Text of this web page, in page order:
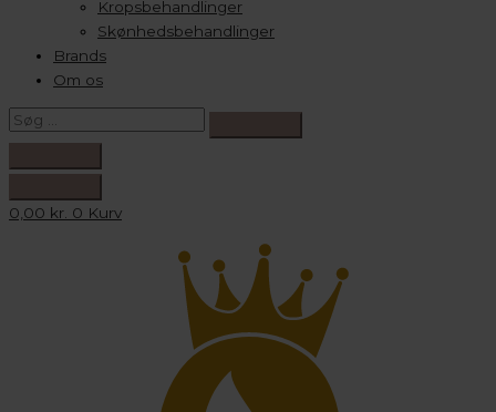
Kropsbehandlinger
Skønhedsbehandlinger
Brands
Om os
0,00 kr. 0 Kurv